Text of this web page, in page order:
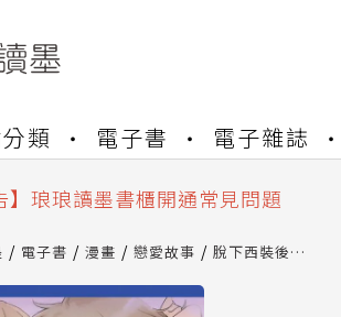
類 電子書 電子雜誌
】琅琅書店服務升級重要說明及資
】琅琅讀墨數位閱讀資產合併與書
】琅琅讀墨書櫃開通常見問題
】琅琅書店服務升級重要說明及資
】琅琅讀墨數位閱讀資產合併與書櫃
電子書 漫畫 戀愛故事 脫下西裝後…